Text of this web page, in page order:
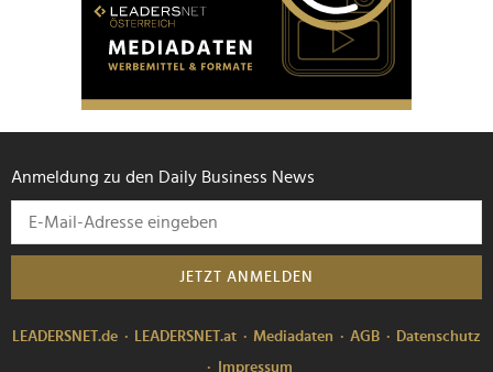
Anmeldung zu den Daily Business News
JETZT ANMELDEN
LEADERSNET.de LEADERSNET.at Mediadaten AGB
Datenschutz
Impressum